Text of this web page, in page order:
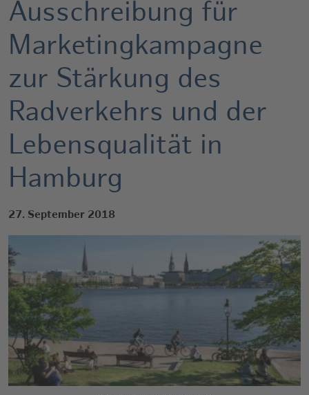
Ausschreibung für
Marketingkampagne
zur Stärkung des
Radverkehrs und der
Lebensqualität in
Hamburg
27. September 2018